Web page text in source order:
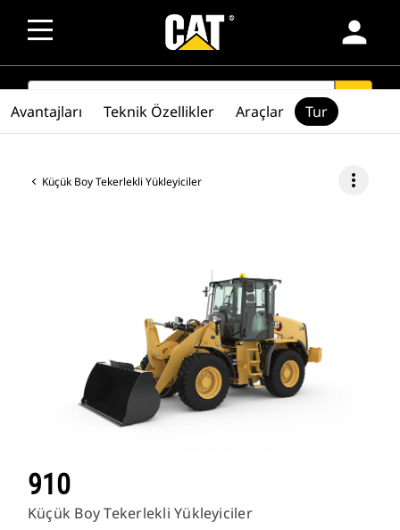
person
SEARCH
Küçük Boy Tekerlekli Yükleyiciler more_vert
910
Küçük Boy Tekerlekli Yükleyiciler
Avantajları Teknik Özellikler Araçlar Tur